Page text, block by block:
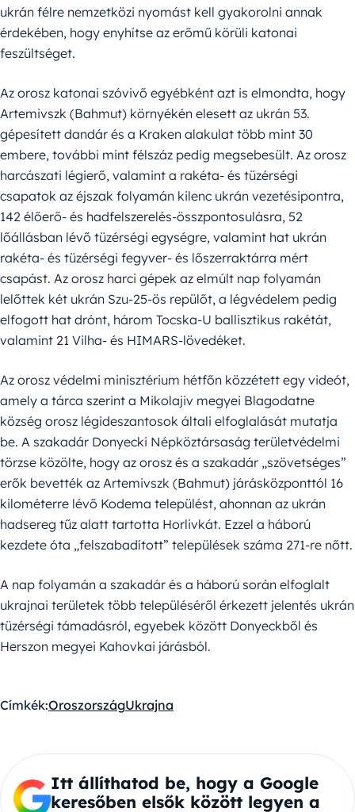
ukrán félre nemzetközi nyomást kell gyakorolni annak
érdekében, hogy enyhítse az erőmű körüli katonai
feszültséget.
Az orosz katonai szóvivő egyébként azt is elmondta, hogy
Artemivszk (Bahmut) környékén elesett az ukrán 53.
gépesített dandár és a Kraken alakulat több mint 30
embere, további mint félszáz pedig megsebesült. Az orosz
harcászati légierő, valamint a rakéta- és tüzérségi
csapatok az éjszak folyamán kilenc ukrán vezetésipontra,
142 élőerő- és hadfelszerelés-összpontosulásra, 52
lőállásban lévő tüzérségi egységre, valamint hat ukrán
rakéta- és tüzérségi fegyver- és lőszerraktárra mért
csapást. Az orosz harci gépek az elmúlt nap folyamán
lelőttek két ukrán Szu-25-ös repülőt, a légvédelem pedig
elfogott hat drónt, három Tocska-U ballisztikus rakétát,
valamint 21 Vilha- és HIMARS-lövedéket.
Az orosz védelmi minisztérium hétfőn közzétett egy videót,
amely a tárca szerint a Mikolajiv megyei Blagodatne
község orosz légideszantosok általi elfoglalását mutatja
be. A szakadár Donyecki Népköztársaság területvédelmi
törzse közölte, hogy az orosz és a szakadár „szövetséges”
erők bevették az Artemivszk (Bahmut) járásközponttól 16
kilométerre lévő Kodema települést, ahonnan az ukrán
hadsereg tűz alatt tartotta Horlivkát. Ezzel a háború
kezdete óta „felszabadított” települések száma 271-re nőtt.
A nap folyamán a szakadár és a háború során elfoglalt
ukrajnai területek több településéről érkezett jelentés ukrán
tüzérségi támadásról, egyebek között Donyeckből és
Herszon megyei Kahovkai járásból.
Címkék:OroszországUkrajna
Itt állíthatod be, hogy a Google
keresőben elsők között legyen a